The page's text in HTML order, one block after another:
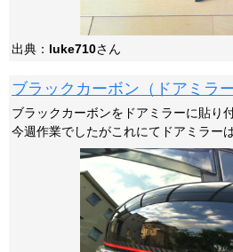
出典： luke710さん
ブラックカーボン（ドアミラー
ブラックカーボンをドアミラーに貼り
今週作業でしたがこれにてドアミラー